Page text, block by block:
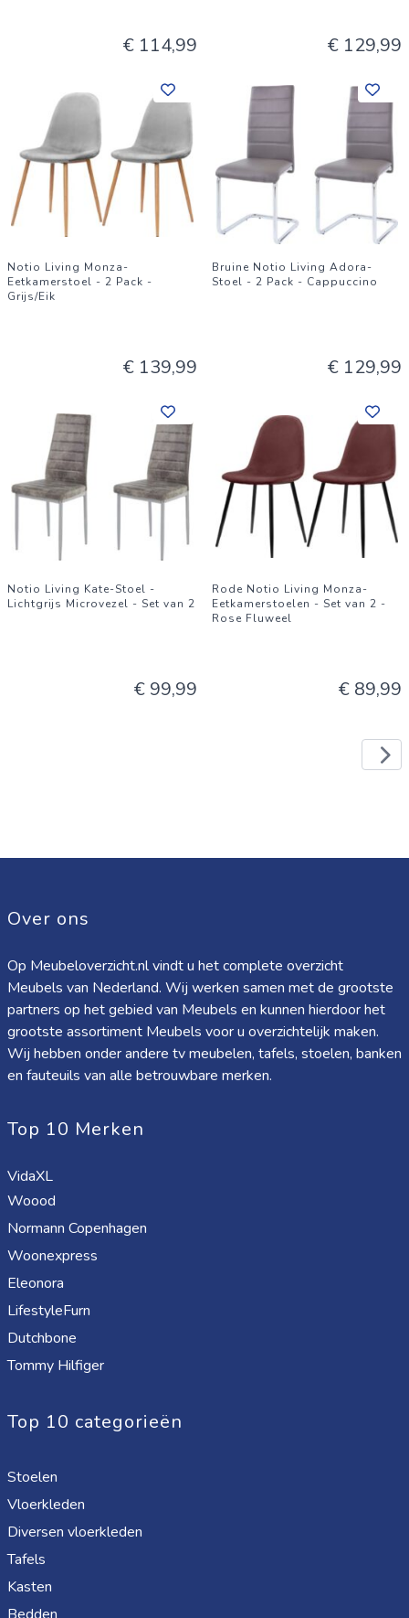
€ 114,99 € 129,99
Notio Living Monza-
Eetkamerstoel - 2 Pack -
Grijs/Eik
€ 139,99
Bruine Notio Living Adora-
Stoel - 2 Pack - Cappuccino
€ 129,99
Notio Living Kate-Stoel -
Lichtgrijs Microvezel - Set van 2
€ 99,99
Rode Notio Living Monza-
Eetkamerstoelen - Set van 2 -
Rose Fluweel
€ 89,99
Over ons
Op Meubeloverzicht.nl vindt u het complete overzicht
Meubels van Nederland. Wij werken samen met de grootste
partners op het gebied van Meubels en kunnen hierdoor het
grootste assortiment Meubels voor u overzichtelijk maken.
Wij hebben onder andere tv meubelen, tafels, stoelen, banken
en fauteuils van alle betrouwbare merken.
Top 10 Merken
VidaXL
Woood
Normann Copenhagen
Woonexpress
Eleonora
LifestyleFurn
Dutchbone
Tommy Hilfiger
Top 10 categorieën
Stoelen
Vloerkleden
Diversen vloerkleden
Tafels
Kasten